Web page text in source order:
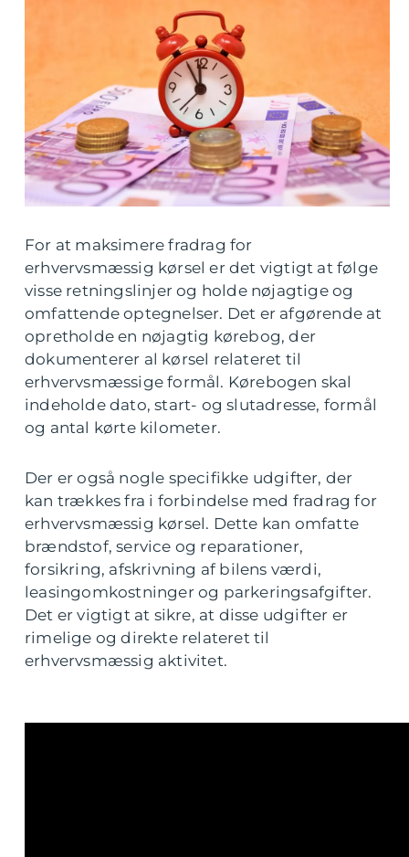
For at maksimere fradrag for
erhvervsmæssig kørsel er det vigtigt at følge
visse retningslinjer og holde nøjagtige og
omfattende optegnelser. Det er afgørende at
opretholde en nøjagtig kørebog, der
dokumenterer al kørsel relateret til
erhvervsmæssige formål. Kørebogen skal
indeholde dato, start- og slutadresse, formål
og antal kørte kilometer.
Der er også nogle specifikke udgifter, der
kan trækkes fra i forbindelse med fradrag for
erhvervsmæssig kørsel. Dette kan omfatte
brændstof, service og reparationer,
forsikring, afskrivning af bilens værdi,
leasingomkostninger og parkeringsafgifter.
Det er vigtigt at sikre, at disse udgifter er
rimelige og direkte relateret til
erhvervsmæssig aktivitet.